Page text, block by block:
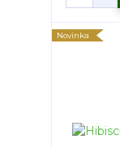
Novinka